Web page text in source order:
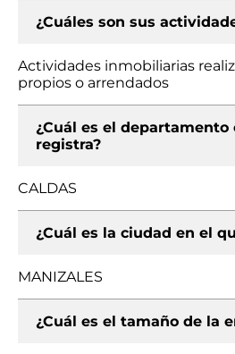
¿Cuáles son sus
Actividades inmobiliarias
propios o arrendados
¿Cuál es el departamento
registra?
CALDAS
¿Cuál es la ciudad en el
MANIZALES
¿Cuál es el tamaño de la